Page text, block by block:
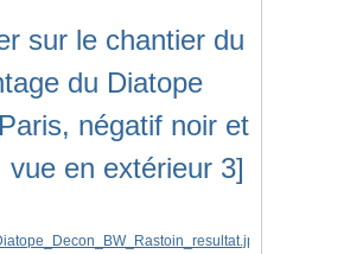
sur le chantier du
du Diatope
négatif noir et
vue en extérieur 3]